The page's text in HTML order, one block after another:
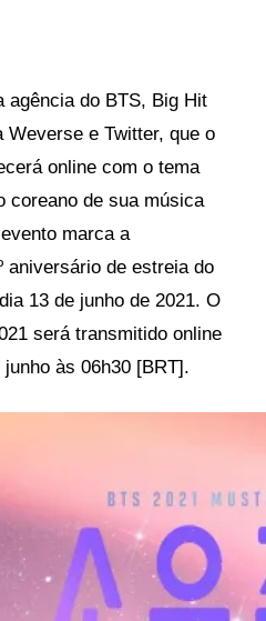
agência do BTS, Big Hit
Weverse e Twitter, que o
online com o tema
coreano de sua música
marca a
aniversário de estreia do
13 de junho de 2021. O
será transmitido online
às 06h30 [BRT].